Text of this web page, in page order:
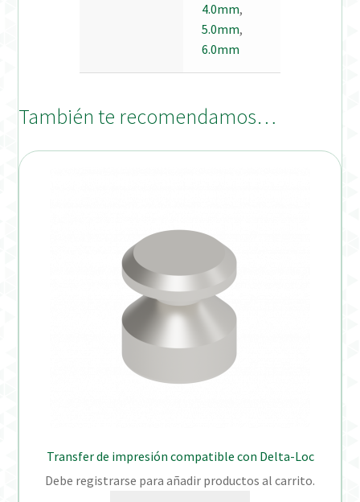
4.0mm,
5.0mm,
6.0mm
También te recomendamos…
Transfer de impresión compatible con Delta-Loc
Debe registrarse para añadir productos al carrito.